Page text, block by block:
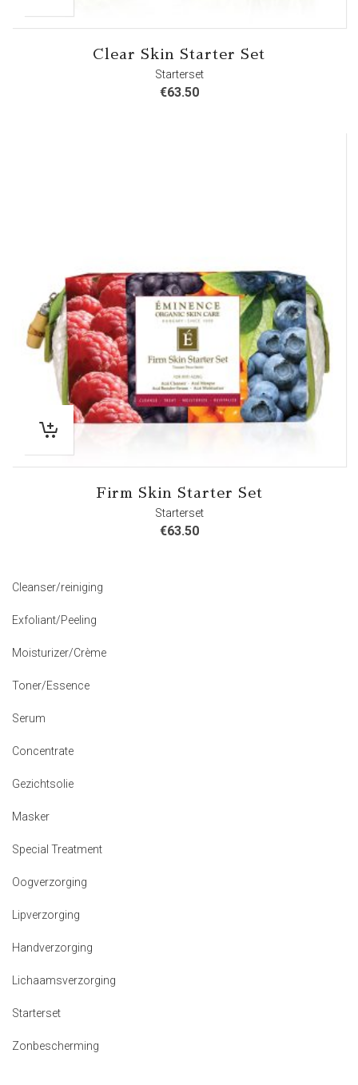
Clear Skin Starter Set
Starterset
€63.50
Firm Skin Starter Set
Starterset
€63.50
Cleanser/reiniging
Exfoliant/Peeling
Moisturizer/Crème
Toner/Essence
Serum
Concentrate
Gezichtsolie
Masker
Special Treatment
Oogverzorging
Lipverzorging
Handverzorging
Lichaamsverzorging
Starterset
Zonbescherming